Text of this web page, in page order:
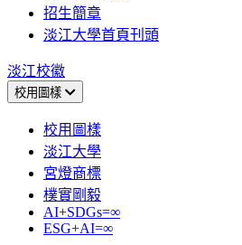
招生簡章
淡江大學首頁刊頭
淡江校徽
校用圖樣
校用圖樣
淡江大學
宮燈商標
樸實剛毅
AI+SDGs=∞
ESG+AI=∞